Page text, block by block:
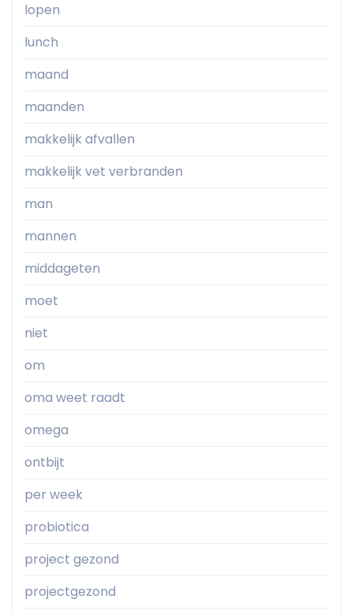
lopen
lunch
maand
maanden
makkelijk afvallen
makkelijk vet verbranden
man
mannen
middageten
moet
niet
om
oma weet raadt
omega
ontbijt
per week
probiotica
project gezond
projectgezond